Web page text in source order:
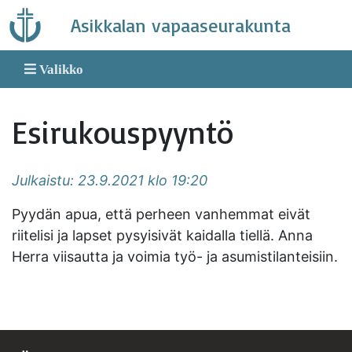
Skip
to
content
Asikkalan vapaaseurakunta
Valikko
Esirukouspyyntö
Julkaistu: 23.9.2021 klo 19:20
Pyydän apua, että perheen vanhemmat eivät
riitelisi ja lapset pysyisivät kaidalla tiellä. Anna
Herra viisautta ja voimia työ- ja asumistilanteisiin.